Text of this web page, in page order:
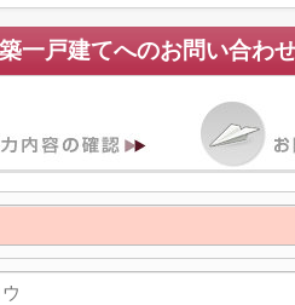
一戸建てへのお問い合わ